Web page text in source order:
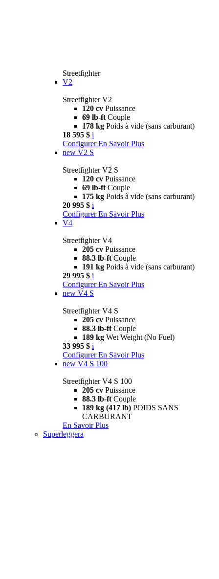
Streetfighter
V2
Streetfighter V2
120 cv Puissance
69 lb-ft Couple
178 kg Poids à vide (sans carburant)
18 595 $ i
Configurer En Savoir Plus
new V2 S
Streetfighter V2 S
120 cv Puissance
69 lb-ft Couple
175 kg Poids à vide (sans carburant)
20 995 $ i
Configurer En Savoir Plus
V4
Streetfighter V4
205 cv Puissance
88.3 lb-ft Couple
191 kg Poids à vide (sans carburant)
29 995 $ i
Configurer En Savoir Plus
new V4 S
Streetfighter V4 S
205 cv Puissance
88.3 lb-ft Couple
189 kg Wet Weight (No Fuel)
33 995 $ i
Configurer En Savoir Plus
new V4 S 100
Streetfighter V4 S 100
205 cv Puissance
88.3 lb-ft Couple
189 kg (417 lb) POIDS SANS
CARBURANT
En Savoir Plus
Superleggera